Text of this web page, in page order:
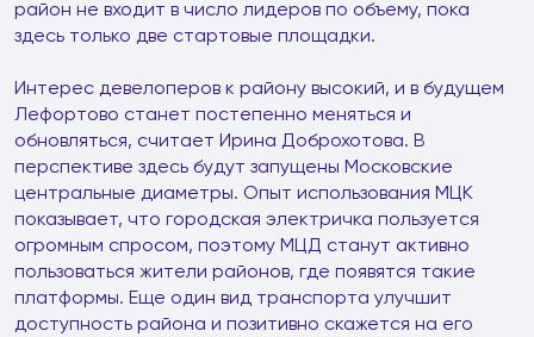
район не входит в число лидеров по объему, пока
здесь только две стартовые площадки.
Интерес девелоперов к району высокий, и в будущем
Лефортово станет постепенно меняться и
обновляться, считает Ирина Доброхотова. В
перспективе здесь будут запущены Московские
центральные диаметры. Опыт использования МЦК
показывает, что городская электричка пользуется
огромным спросом, поэтому МЦД станут активно
пользоваться жители районов, где появятся такие
платформы. Еще один вид транспорта улучшит
доступность района и позитивно скажется на его